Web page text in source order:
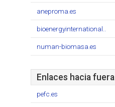
aneproma.es
bioenergyinternational..
numan-biomasa.es
Enlaces hacia fuera
pefc.es